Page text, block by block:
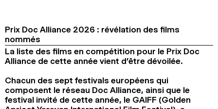
JURY ET PRIX
PROS ET PRESSE
TARIFS
CALENDRIER
FID CAMPUS 13
ARCHIVES
Prix Doc Alliance 2026 : révélation des films
nommés
La liste des films en compétition pour le Prix Doc
Alliance de cette année vient d’être dévoilée.
Chacun des sept festivals européens qui
composent le réseau Doc Alliance, ainsi que le
festival invité de cette année, le GAIFF (Golden